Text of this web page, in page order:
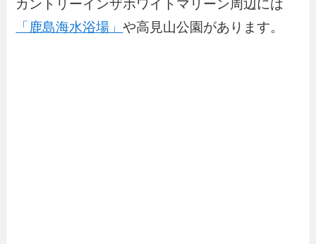
カントリーインザホワイトマリーン周辺には
「鹿島海水浴場」や高見山公園があります。